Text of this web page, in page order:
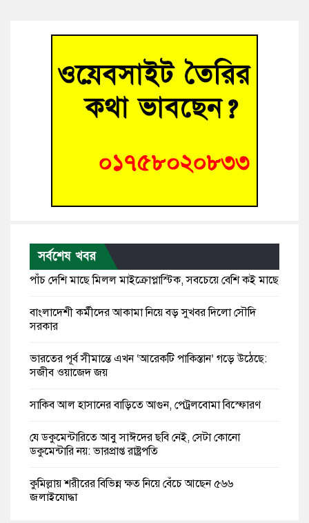
সর্বশেষ খবর
পাঁচ দেশি মাছে মিলল মাইক্রোপ্লাস্টিক, সবচেয়ে বেশি কই মাছে
বাংলাদেশী কর্মীদের আকামা নিয়ে বড় সুখবর দিলো সৌদি
সরকার
ভারতের পূর্ব সীমান্তে এখন ‘আরেকটি পাকিস্তান’ গড়ে উঠেছে:
সজীব ওয়াজেদ জয়
সাকিব আল হাসানের বাড়িতে আগুন, পেট্রলবোমা বিস্ফোরণ
যে ডকুমেন্টারিতে আবু সাঈদের ছবি নেই, সেটা কোনো
ডকুমেন্টারি নয়: ভারপ্রাপ্ত রাষ্ট্রপতি
কুমিল্লায় শরীরের বিভিন্ন ক্ষত নিয়ে বেঁচে আছেন ৫৬৬
জুলাইযোদ্ধা